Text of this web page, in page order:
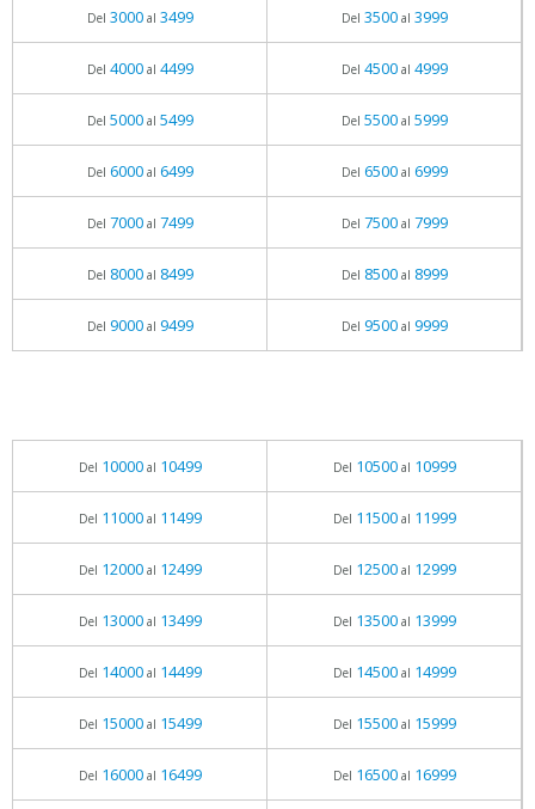
Del 3000al 3499 Del 3500al 3999
Del 4000al 4499 Del 4500al 4999
Del 5000al 5499 Del 5500al 5999
Del 6000al 6499 Del 6500al 6999
Del 7000al 7499 Del 7500al 7999
Del 8000al 8499 Del 8500al 8999
Del 9000al 9499 Del 9500al 9999
Del 10000al 10499 Del 10500al 10999
Del 11000al 11499 Del 11500al 11999
Del 12000al 12499 Del 12500al 12999
Del 13000al 13499 Del 13500al 13999
Del 14000al 14499 Del 14500al 14999
Del 15000al 15499 Del 15500al 15999
Del 16000al 16499 Del 16500al 16999